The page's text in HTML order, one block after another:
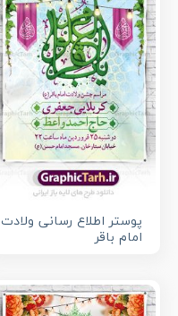
پوستر اطلاع رسانی ولادت
امام باقر